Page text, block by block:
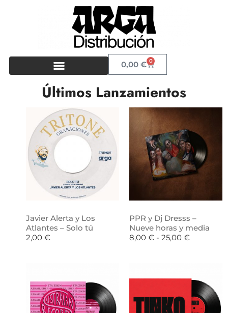
0,00€ 0
Últimos Lanzamientos
Javier Alerta y Los
Atlantes – Solo tú
2,00 €
PPR y Dj Dresss –
Nueve horas y media
8,00 € - 25,00 €